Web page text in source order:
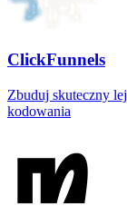
ClickFunnels
Zbuduj skuteczny
kodowania